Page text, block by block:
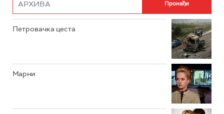
Петровачка цеста
Марни